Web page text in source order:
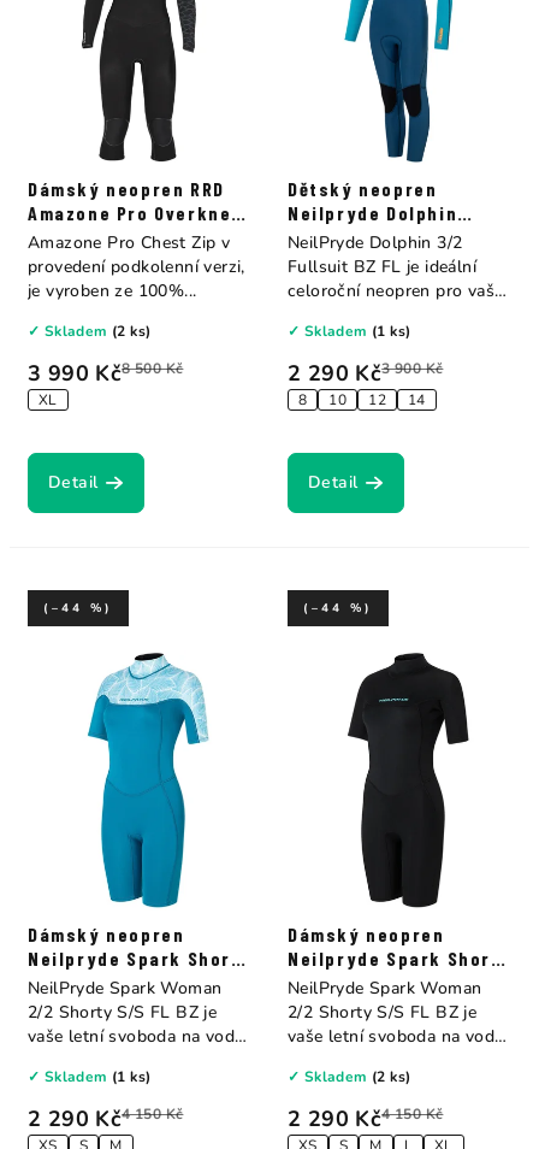
Dámský neopren RRD
Amazone Pro Overknee
C/Z 4/3
3 990 Kč8 500 Kč
XL
✓ Skladem (2 ks)
Detail
Amazone Pro Chest Zip v
provedení podkolenní verzi,
je vyroben ze 100%...
Dětský neopren
Neilpryde Dolphin
Fullsuit B/Z 3/2
2 290 Kč3 900 Kč
8 10 12 14
✓ Skladem (1 ks)
Detail
NeilPryde Dolphin 3/2
Fullsuit BZ FL je ideální
celoroční neopren pro vaše
Dámský neopren
Neilpryde Spark Short
B/Z 2/2
2 290 Kč4 150 Kč
(–44 %)
✓ Skladem (1 ks)
NeilPryde Spark Woman
2/2 Shorty S/S FL BZ je
vaše letní svoboda na vodě!
Dámský neopren
Neilpryde Spark Short
B/Z 2/2
2 290 Kč4 150 Kč
(–44 %)
✓ Skladem (2 ks)
NeilPryde Spark Woman
2/2 Shorty S/S FL BZ je
vaše letní svoboda na vodě!